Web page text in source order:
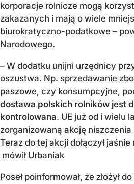
korporacje rolnicze mogą
zakazanych i mają o wiele
biurokratyczno-podatkowe –
Narodowego.
– W dodatku unijni urzędnicy
oszustwa. Np. sprzedawanie
paszowe, czy konsumpcyjne,
dostawa polskich rolników jest
kontrolowana. UE już od i wielu
zorganizowaną akcję
Teraz do tej akcji dołączył
mówił Urbaniak
Poseł poinformował, że złożył